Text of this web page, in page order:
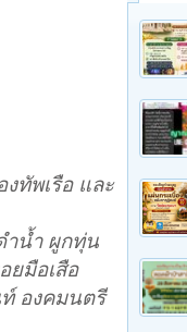
ทัพเรือ และ
ำน้ำ ผูกทุ่น
ยมือเสือ
องคมนตรี